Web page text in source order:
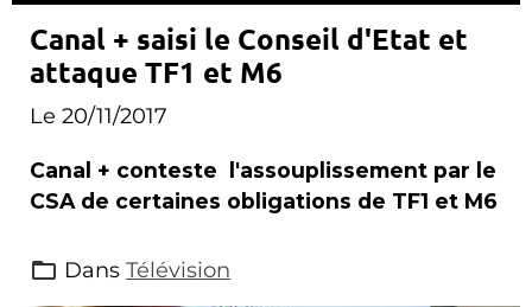
Canal + saisi le Conseil d'Etat et
attaque TF1 et M6
Le 20/11/2017
Canal + conteste l'assouplissement par le
CSA de certaines obligations de TF1 et M6
Dans Télévision